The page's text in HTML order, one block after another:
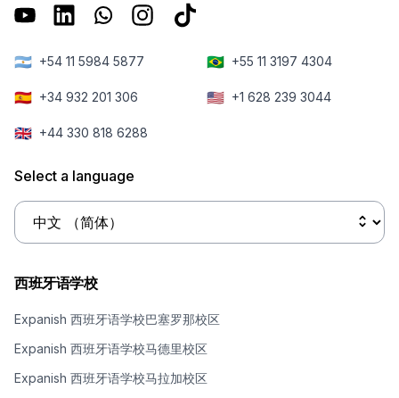
🇦🇷 +54 11 5984 5877 🇧🇷 +55 11 3197 4304
🇪🇸 +34 932 201 306 🇺🇸 +1 628 239 3044
🇬🇧 +44 330 818 6288
Select a language
西班牙语学校
Expanish 西班牙语学校巴塞罗那校区
Expanish 西班牙语学校马德里校区
Expanish 西班牙语学校马拉加校区